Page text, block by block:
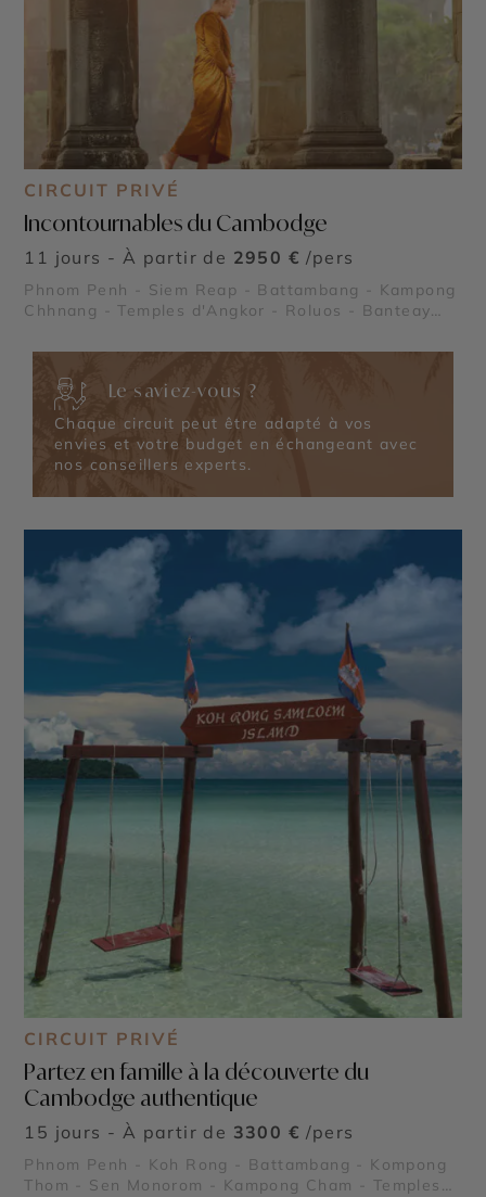
CIRCUIT PRIVÉ
Incontournables du Cambodge
11 jours - À partir de 2950 € /pers
Phnom Penh - Siem Reap - Battambang - Kampong
Chhnang - Temples d'Angkor - Roluos - Banteay
Le saviez-vous ?
Chaque circuit peut être adapté à vos
envies et votre budget en échangeant avec
nos conseillers experts.
CIRCUIT PRIVÉ
Partez en famille à la découverte du
Cambodge authentique
15 jours - À partir de 3300 € /pers
Phnom Penh - Koh Rong - Battambang - Kompong
Thom - Sen Monorom - Kampong Cham - Temples